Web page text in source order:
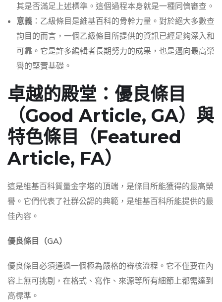
其是否滿足上述標準。這個過程本身就是一種同儕審查。
意義 ：乙級條目是維基百科的骨幹力量。對於絕大多數查
詢目的而言，一個乙級條目所提供的資訊已經足夠深入和
可靠。它是許多編輯者長期努力的成果，也是邁向最高榮
譽的堅實基礎。
卓越的殿堂：優良條目
（Good Article, GA）與
特色條目（Featured
Article, FA）
這是維基百科質量金字塔的頂端，是條目所能獲得的最高榮
譽。它們代表了社群公認的典範，是維基百科所能提供的最
佳內容。
優良條目（GA）
優良條目必須通過一個極為嚴格的審核流程。它不僅要在內
容上無可挑剔，在格式、寫作、來源等所有細節上都需達到
高標準。